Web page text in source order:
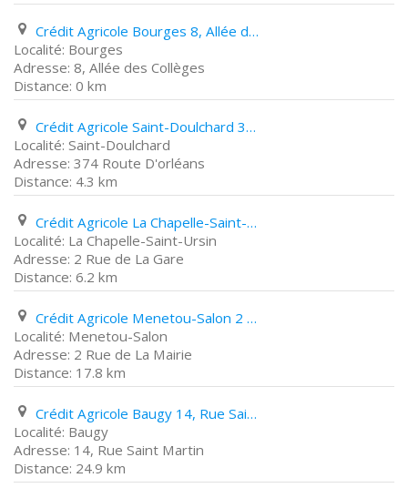
Crédit Agricole Bourges 8, Allée des Collèges
Bourges
8, Allée des Collèges
0 km
Crédit Agricole Saint-Doulchard 374 Route D'orléans
Saint-Doulchard
374 Route D'orléans
4.3 km
Crédit Agricole La Chapelle-Saint-Ursin 2 Rue de La Gare
La Chapelle-Saint-Ursin
2 Rue de La Gare
6.2 km
Crédit Agricole Menetou-Salon 2 Rue de La Mairie
Menetou-Salon
2 Rue de La Mairie
17.8 km
Crédit Agricole Baugy 14, Rue Saint Martin
Baugy
14, Rue Saint Martin
24.9 km